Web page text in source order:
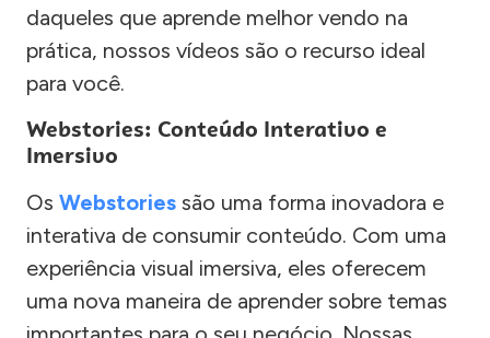
daqueles que aprende melhor vendo na
prática, nossos vídeos são o recurso ideal
para você.
Webstories: Conteúdo Interativo e
Imersivo
Os Webstories são uma forma inovadora e
interativa de consumir conteúdo. Com uma
experiência visual imersiva, eles oferecem
uma nova maneira de aprender sobre temas